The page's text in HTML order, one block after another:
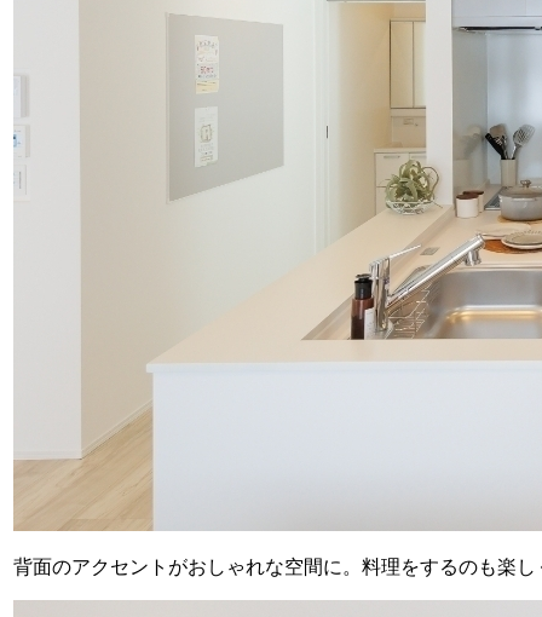
背面のアクセントがおしゃれな空間に。料理をするのも楽